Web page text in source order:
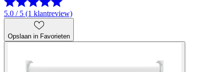
5.0 / 5 (1 klantreview)
Opslaan in Favorieten